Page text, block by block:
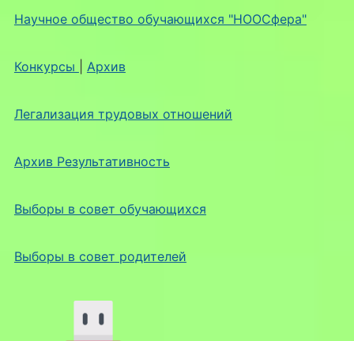
Научное общество обучающихся "НООСфера"
Конкурсы Архив
Легализация трудовых отношений
Архив Результативность
Выборы в совет обучающихся
Выборы в совет родителей